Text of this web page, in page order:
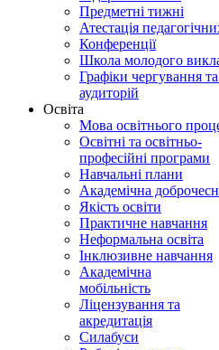
Предметні тижні
Атестація
Конференції
Школа молодого
Графіки чергування
аудиторій
Освіта
Мова освітнього
Освітні та освітньо-
професійні програми
Навчальні плани
Академічна
Якість освіти
Практичне навчання
Неформальна освіта
Інклюзивне навчання
Академічна
мобільність
Ліцензування та
акредитація
Силабуси